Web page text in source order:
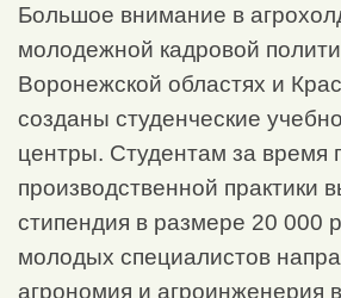
Большое внимание в
молодежной кадровой
Воронежской областях и
созданы студенческие
центры. Студентам за время
производственной практики
стипендия в размере 20 000
молодых специалистов
агрономия и агроинженерия